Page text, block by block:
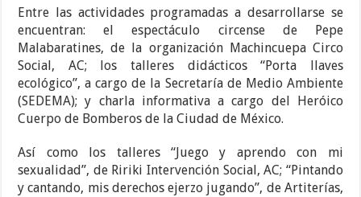
Entre las actividades programadas a desarrollarse se
encuentran: el espectáculo circense de Pepe
Malabaratines, de la organización Machincuepa Circo
Social, AC; los talleres didácticos “Porta llaves
ecológico”, a cargo de la Secretaría de Medio Ambiente
(SEDEMA); y charla informativa a cargo del Heróico
Cuerpo de Bomberos de la Ciudad de México.
Así como los talleres “Juego y aprendo con mi
sexualidad”, de Ririki Intervención Social, AC; “Pintando
y cantando, mis derechos ejerzo jugando”, de Artiterías,